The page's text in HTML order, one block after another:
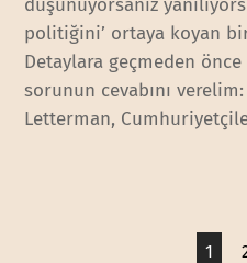
politiğini’ ortaya koyan
Detaylara geçmeden
sorunun cevabını
Letterman,
1